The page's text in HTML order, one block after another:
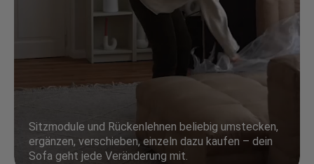
Sitzmodule und Rückenlehnen beliebig umstecken,
ergänzen, verschieben, einzeln dazu kaufen – dein
Sofa geht jede Veränderung mit.